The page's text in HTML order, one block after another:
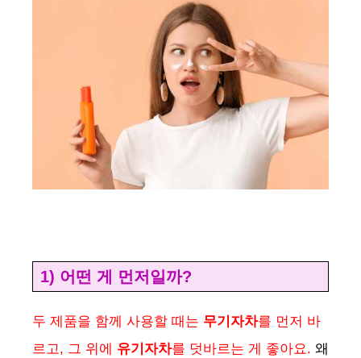
1) 어떤 게 먼저일까?
두 제품을 함께 사용할 때는 무기자차를 먼저 바
르고, 그 위에 유기자차를 덧바르는 게 좋아요. 왜